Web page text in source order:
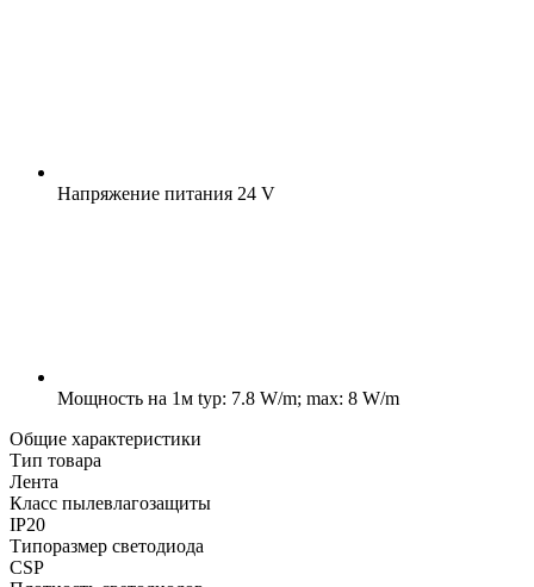
Напряжение питания 24 V
Мощность на 1м typ: 7.8 W/m; max: 8 W/m
Общие характеристики
Тип товара
Лента
Класс пылевлагозащиты
IP20
Типоразмер светодиода
CSP